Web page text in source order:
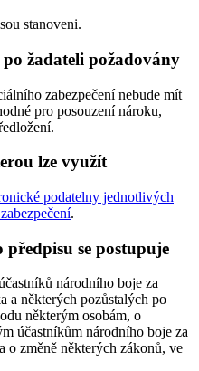
stanoveni.
žadateli požadovány
zabezpečení nebude mít
pro posouzení nároku,
lze využít
podatelny jednotlivých
.
se postupuje
národního boje za
a některých pozůstalých po
některým osobám, o
účastníkům národního boje za
o změně některých zákonů, ve